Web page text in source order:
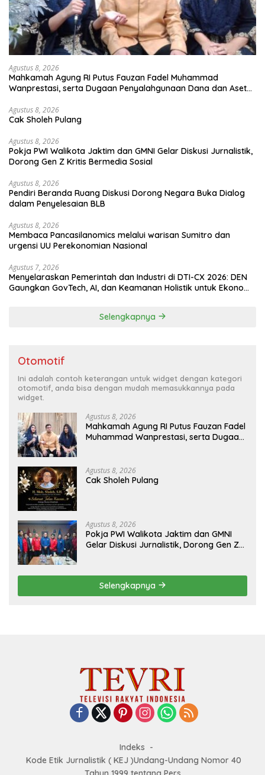
Agustus 8, 2026
Mahkamah Agung RI Putus Fauzan Fadel Muhammad
Wanprestasi, serta Dugaan Penyalahgunaan Dana dan Aset
Agustus 8, 2026
Cak Sholeh Pulang
Agustus 8, 2026
Pokja PWI Walikota Jaktim dan GMNI Gelar Diskusi Jurnalistik,
Dorong Gen Z Kritis Bermedia Sosial
Agustus 8, 2026
Pendiri Beranda Ruang Diskusi Dorong Negara Buka Dialog
dalam Penyelesaian BLB
Agustus 8, 2026
Membaca Pancasilanomics melalui warisan Sumitro dan
urgensi UU Perekonomian Nasional
Agustus 7, 2026
Menyelaraskan Pemerintah dan Industri di DTI-CX 2026: DEN
Gaungkan GovTech, AI, dan Keamanan Holistik untuk Ekonomi
Selengkapnya
Otomotif
Ini adalah contoh keterangan untuk widget dengan kategori
otomotif, anda bisa dengan mudah memasukkannya pada
widget.
Agustus 8, 2026
Mahkamah Agung RI Putus Fauzan Fadel
Muhammad Wanprestasi, serta Dugaan
Agustus 8, 2026
Cak Sholeh Pulang
Agustus 8, 2026
Pokja PWI Walikota Jaktim dan GMNI
Gelar Diskusi Jurnalistik, Dorong Gen Z
Selengkapnya
Indeks
Kode Etik Jurnalistik ( KEJ )Undang-Undang Nomor 40